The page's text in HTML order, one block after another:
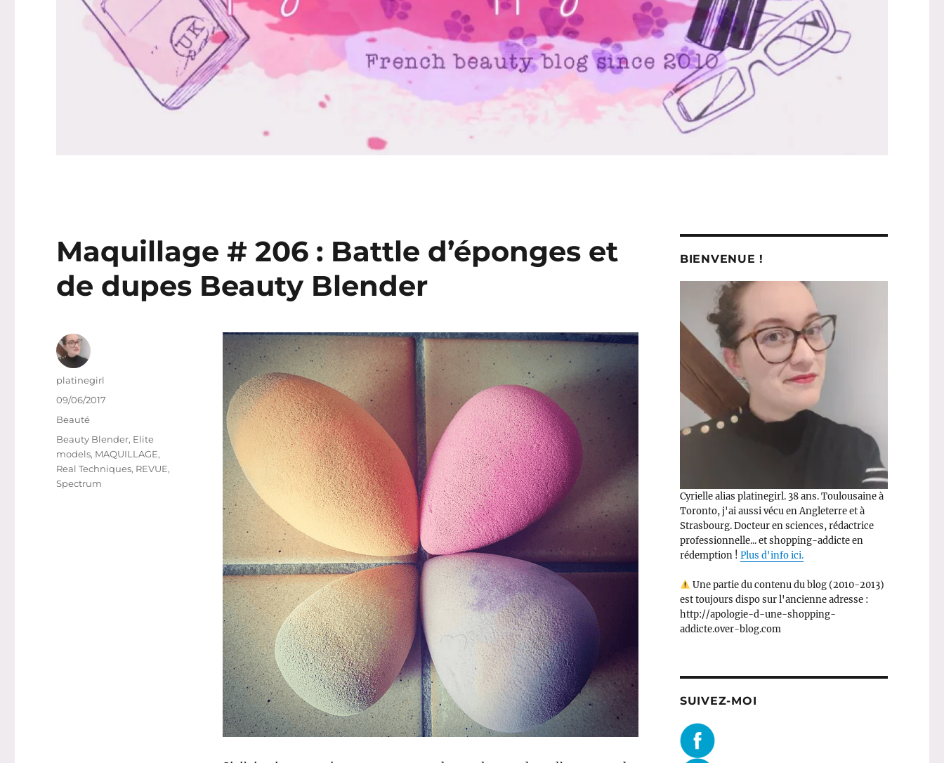
Maquillage # 206 : Battle d’éponges et
de dupes Beauty Blender
Auteur
platinegirl
Publié
09/06/2017
Catégories
Beauté
Étiquettes
Beauty Blender, Elite
models, MAQUILLAGE,
Real Techniques, REVUE,
Spectrum
BIENVENUE !
Cyrielle alias platinegirl. 38 ans. Toulousaine à
Toronto, j'ai aussi vécu en Angleterre et à
Strasbourg. Docteur en sciences, rédactrice
professionnelle... et shopping-addicte en
rédemption ! Plus d'info ici.
Une partie du contenu du blog (2010-2013)
est toujours dispo sur l'ancienne adresse :
http://apologie-d-une-shopping-
addicte.over-blog.com
SUIVEZ-MOI